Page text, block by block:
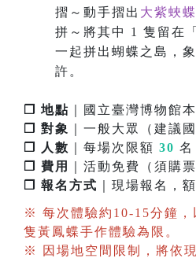
摺～動手摺出 大紫蛺蝶
拼～將其中 1 隻留在
一起拼出蝴蝶之島，
許。
❐ 地點 ｜國立臺灣博物館
❐ 對象
｜一般大眾（建議
❐ 人數
｜每場次限額 30 名
❐ 費用
｜活動免費（須購
❐ 報名方式
｜現場報名，
※ 每次體驗約10-15分鐘，
隻黃鳳蝶手作體驗為限。
※ 因場地空間限制，將依